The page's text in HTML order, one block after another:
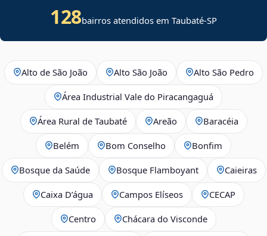
128bairros atendidos em Taubaté-SP
Alto de São João Alto São João Alto São Pedro
Área Industrial Vale do Piracangaguá
Área Rural de Taubaté Areão Baracéia
Belém Bom Conselho Bonfim
Bosque da Saúde Bosque Flamboyant Caieiras
Caixa D’água Campos Elíseos CECAP
Centro Chácara do Visconde